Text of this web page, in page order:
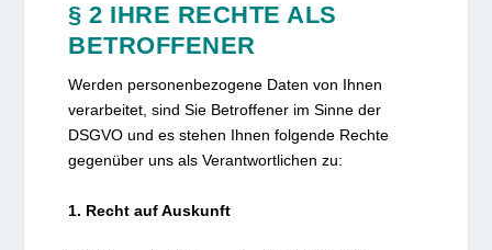
§ 2 IHRE RECHTE ALS
BETROFFENER
Werden personenbezogene Daten von Ihnen
verarbeitet, sind Sie Betroffener im Sinne der
DSGVO und es stehen Ihnen folgende Rechte
gegenüber uns als Verantwortlichen zu:
1. Recht auf Auskunft